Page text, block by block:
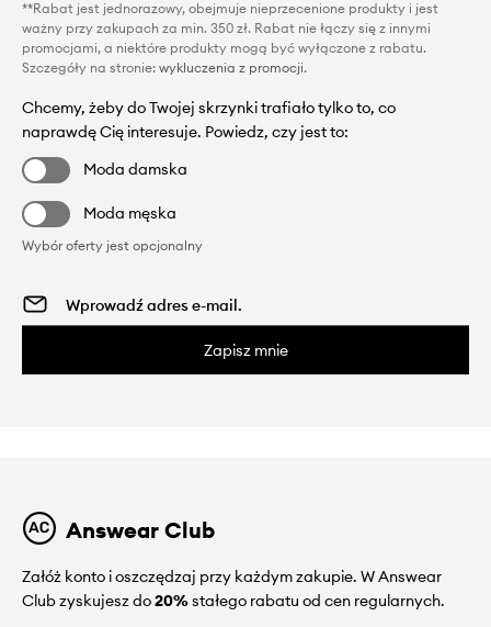
**Rabat jest jednorazowy, obejmuje nieprzecenione produkty i jest
ważny przy zakupach za min. 350 zł. Rabat nie łączy się z innymi
promocjami, a niektóre produkty mogą być wyłączone z rabatu.
Szczegóły na stronie: wykluczenia z promocji.
Chcemy, żeby do Twojej skrzynki trafiało tylko to, co
naprawdę Cię interesuje. Powiedz, czy jest to:
Moda damska
Moda męska
Wybór oferty jest opcjonalny
Zapisz mnie
Answear Club
Załóż konto i oszczędzaj przy każdym zakupie. W Answear
Club zyskujesz do20%stałego rabatu od cen regularnych.